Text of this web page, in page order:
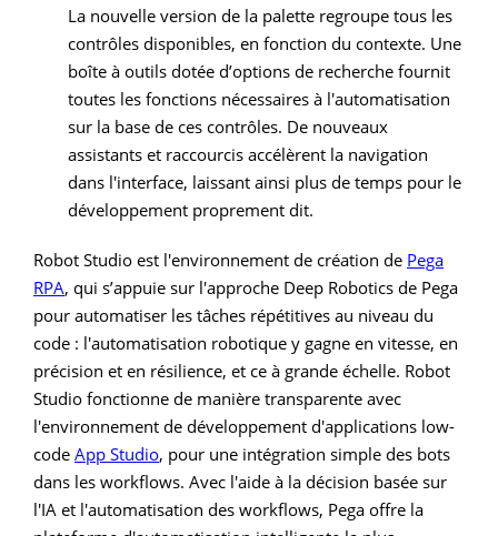
La nouvelle version de la palette regroupe tous les
contrôles disponibles, en fonction du contexte. Une
boîte à outils dotée d’options de recherche fournit
toutes les fonctions nécessaires à l'automatisation
sur la base de ces contrôles. De nouveaux
assistants et raccourcis accélèrent la navigation
dans l'interface, laissant ainsi plus de temps pour le
développement proprement dit.
Robot Studio est l'environnement de création de Pega
RPA, qui s’appuie sur l'approche Deep Robotics de Pega
pour automatiser les tâches répétitives au niveau du
code : l'automatisation robotique y gagne en vitesse, en
précision et en résilience, et ce à grande échelle. Robot
Studio fonctionne de manière transparente avec
l'environnement de développement d'applications low-
code App Studio, pour une intégration simple des bots
dans les workflows. Avec l'aide à la décision basée sur
l'IA et l'automatisation des workflows, Pega offre la